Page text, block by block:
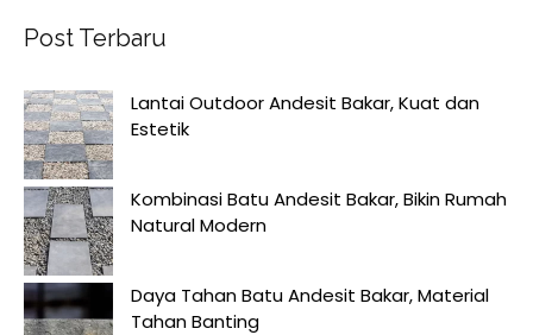
Post Terbaru
Lantai Outdoor Andesit Bakar, Kuat dan
Estetik
Kombinasi Batu Andesit Bakar, Bikin Rumah
Natural Modern
Daya Tahan Batu Andesit Bakar, Material
Tahan Banting